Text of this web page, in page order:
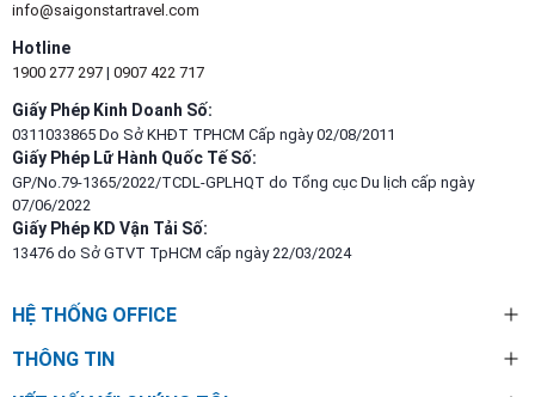
info@saigonstartravel.com
Hotline
1900 277 297 | 0907 422 717
Giấy Phép Kinh Doanh Số:
0311033865 Do Sở KHĐT TPHCM Cấp ngày 02/08/2011
Giấy Phép Lữ Hành Quốc Tế Số:
GP/No.79-1365/2022/TCDL-GPLHQT do Tổng cục Du lịch cấp ngày
07/06/2022
Giấy Phép KD Vận Tải Số:
13476 do Sở GTVT TpHCM cấp ngày 22/03/2024
HỆ THỐNG OFFICE
THÔNG TIN